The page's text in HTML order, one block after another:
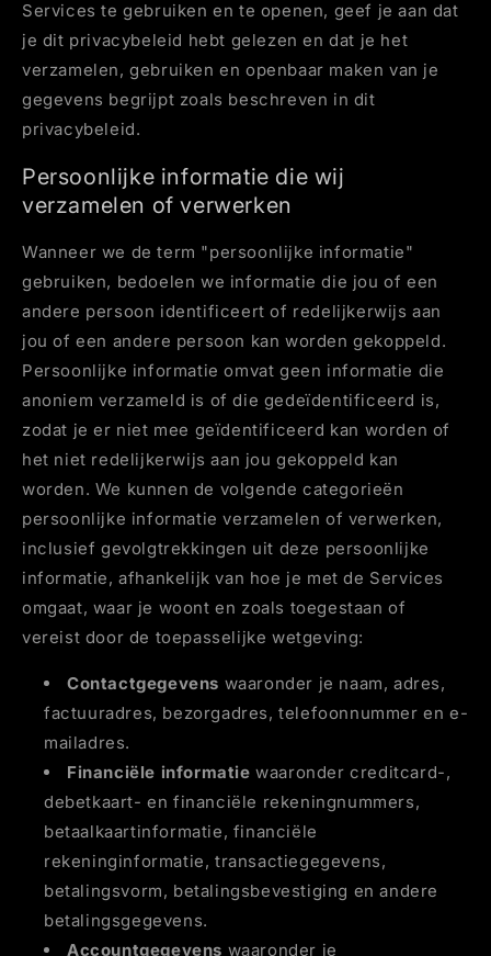
Services te gebruiken en te openen, geef je aan dat
je dit privacybeleid hebt gelezen en dat je het
verzamelen, gebruiken en openbaar maken van je
gegevens begrijpt zoals beschreven in dit
privacybeleid.
Persoonlijke informatie die wij
verzamelen of verwerken
Wanneer we de term "persoonlijke informatie"
gebruiken, bedoelen we informatie die jou of een
andere persoon identificeert of redelijkerwijs aan
jou of een andere persoon kan worden gekoppeld.
Persoonlijke informatie omvat geen informatie die
anoniem verzameld is of die gedeïdentificeerd is,
zodat je er niet mee geïdentificeerd kan worden of
het niet redelijkerwijs aan jou gekoppeld kan
worden. We kunnen de volgende categorieën
persoonlijke informatie verzamelen of verwerken,
inclusief gevolgtrekkingen uit deze persoonlijke
informatie, afhankelijk van hoe je met de Services
omgaat, waar je woont en zoals toegestaan of
vereist door de toepasselijke wetgeving:
Contactgegevens waaronder je naam, adres,
factuuradres, bezorgadres, telefoonnummer en e-
mailadres.
Financiële informatie waaronder creditcard-,
debetkaart- en financiële rekeningnummers,
betaalkaartinformatie, financiële
rekeninginformatie, transactiegegevens,
betalingsvorm, betalingsbevestiging en andere
betalingsgegevens.
Accountgegevens waaronder je